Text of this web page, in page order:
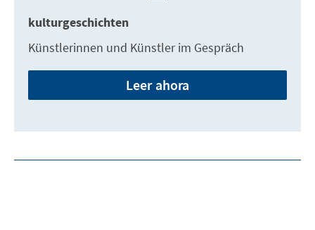
kulturgeschichten
Künstlerinnen und Künstler im Gespräch
Leer ahora